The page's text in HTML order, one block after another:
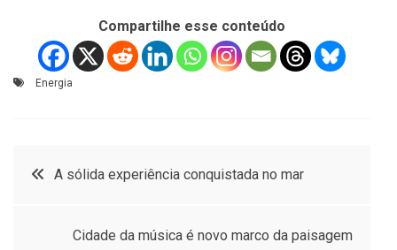
Compartilhe esse conteúdo
Energia
Navegação
A sólida experiência conquistada no mar
Cidade da música é novo marco da paisagem